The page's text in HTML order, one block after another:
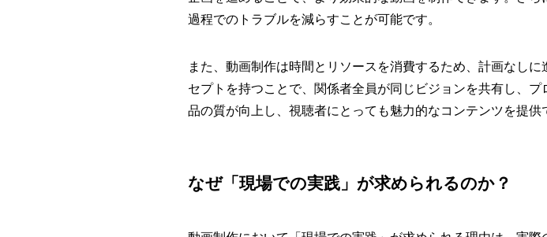
過程でのトラブルを減らすことが可能です。
また、動画制作は時間とリソースを消費するため、計画なし
セプトを持つことで、関係者全員が同じビジョンを共有し、
品の質が向上し、視聴者にとっても魅力的なコンテンツを提供
なぜ「現場での実践」が求められるのか？